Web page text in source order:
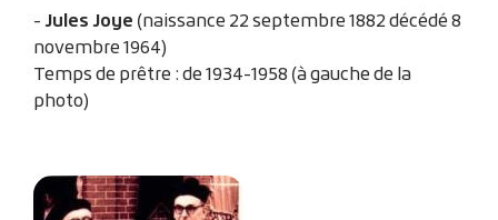
-Jules Joye(naissance 22 septembre 1882 décédé 8
novembre 1964)
Temps de prêtre : de 1934-1958 (à gauche de la
photo)